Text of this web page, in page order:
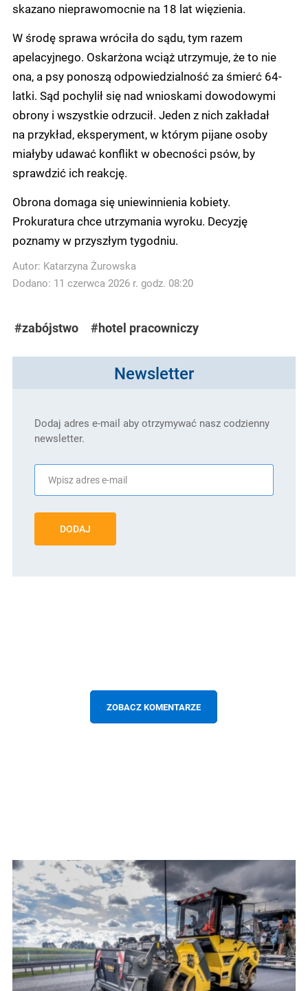
skazano nieprawomocnie na 18 lat więzienia.
W środę sprawa wróciła do sądu, tym razem
apelacyjnego. Oskarżona wciąż utrzymuje, że to nie
ona, a psy ponoszą odpowiedzialność za śmierć 64-
latki. Sąd pochylił się nad wnioskami dowodowymi
obrony i wszystkie odrzucił. Jeden z nich zakładał
na przykład, eksperyment, w którym pijane osoby
miałyby udawać konflikt w obecności psów, by
sprawdzić ich reakcję.
Obrona domaga się uniewinnienia kobiety.
Prokuratura chce utrzymania wyroku. Decyzję
poznamy w przyszłym tygodniu.
Autor: Katarzyna Żurowska
Dodano: 11 czerwca 2026 r. godz. 08:20
#zabójstwo #hotel pracowniczy
Newsletter
Dodaj adres e-mail aby otrzymywać nasz codzienny
newsletter.
DODAJ
ZOBACZ KOMENTARZE